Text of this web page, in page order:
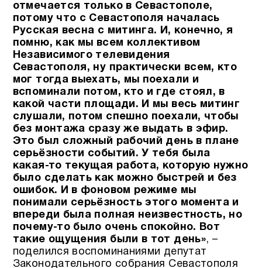
отмечается только в Севастополе,
потому что с Севастополя началась
Русская весна с митинга. И, конечно, я
помню, как мы всем коллективом
Независимого телевидения
Севастополя, ну практически всем, кто
мог тогда выехать, мы поехали и
вспоминали потом, кто и где стоял, в
какой части площади. И мы весь митинг
слушали, потом спешно поехали, чтобы
без монтажа сразу же выдать в эфир.
Это был сложный рабочий день в плане
серьёзности событий. У тебя была
какая-то текущая работа, которую нужно
было сделать как можно быстрей и без
ошибок. И в фоновом режиме мы
понимали серьёзность этого момента и
впереди была полная неизвестность, но
почему-то было очень спокойно. Вот
такие ощущения были в тот день», –
поделился воспоминаниями депутат
Законодательного собрания Севастополя